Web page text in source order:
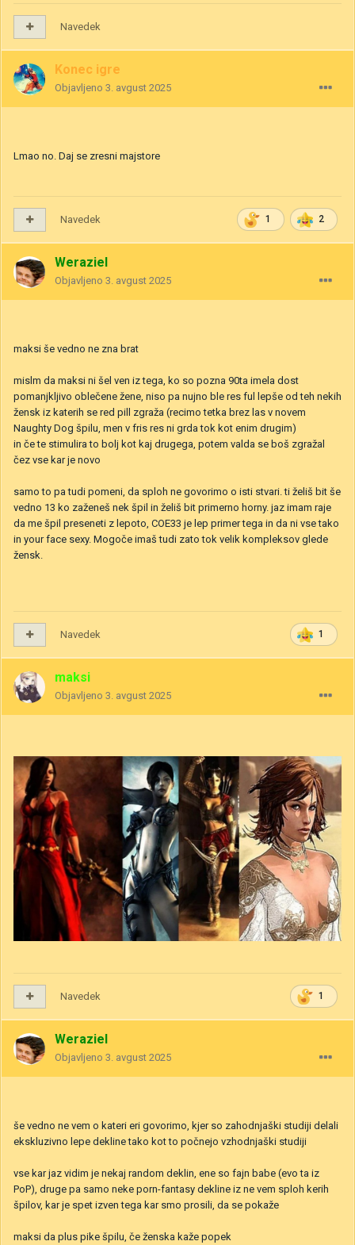
Navedek
Konec igre
Objavljeno 3. avgust 2025
Lmao no. Daj se zresni majstore
1 2
Navedek
Weraziel
Objavljeno 3. avgust 2025
maksi še vedno ne zna brat
mislm da maksi ni šel ven iz tega, ko so pozna 90ta imela dost
pomanjkljivo oblečene žene, niso pa nujno ble res ful lepše od teh nekih
žensk iz katerih se red pill zgraža (recimo tetka brez las v novem
Naughty Dog špilu, men v fris res ni grda tok kot enim drugim)
in če te stimulira to bolj kot kaj drugega, potem valda se boš zgražal
čez vse kar je novo
samo to pa tudi pomeni, da sploh ne govorimo o isti stvari. ti želiš bit še
vedno 13 ko zaženeš nek špil in želiš bit primerno horny. jaz imam raje
da me špil preseneti z lepoto, COE33 je lep primer tega in da ni vse tako
in your face sexy. Mogoče imaš tudi zato tok velik kompleksov glede
žensk.
1
Navedek
maksi
Objavljeno 3. avgust 2025
1
Navedek
Weraziel
Objavljeno 3. avgust 2025
še vedno ne vem o kateri eri govorimo, kjer so zahodnjaški studiji delali
ekskluzivno lepe dekline tako kot to počnejo vzhodnjaški studiji
vse kar jaz vidim je nekaj random deklin, ene so fajn babe (evo ta iz
PoP), druge pa samo neke porn-fantasy dekline iz ne vem sploh kerih
špilov, kar je spet izven tega kar smo prosili, da se pokaže
maksi da plus pike špilu, če ženska kaže popek